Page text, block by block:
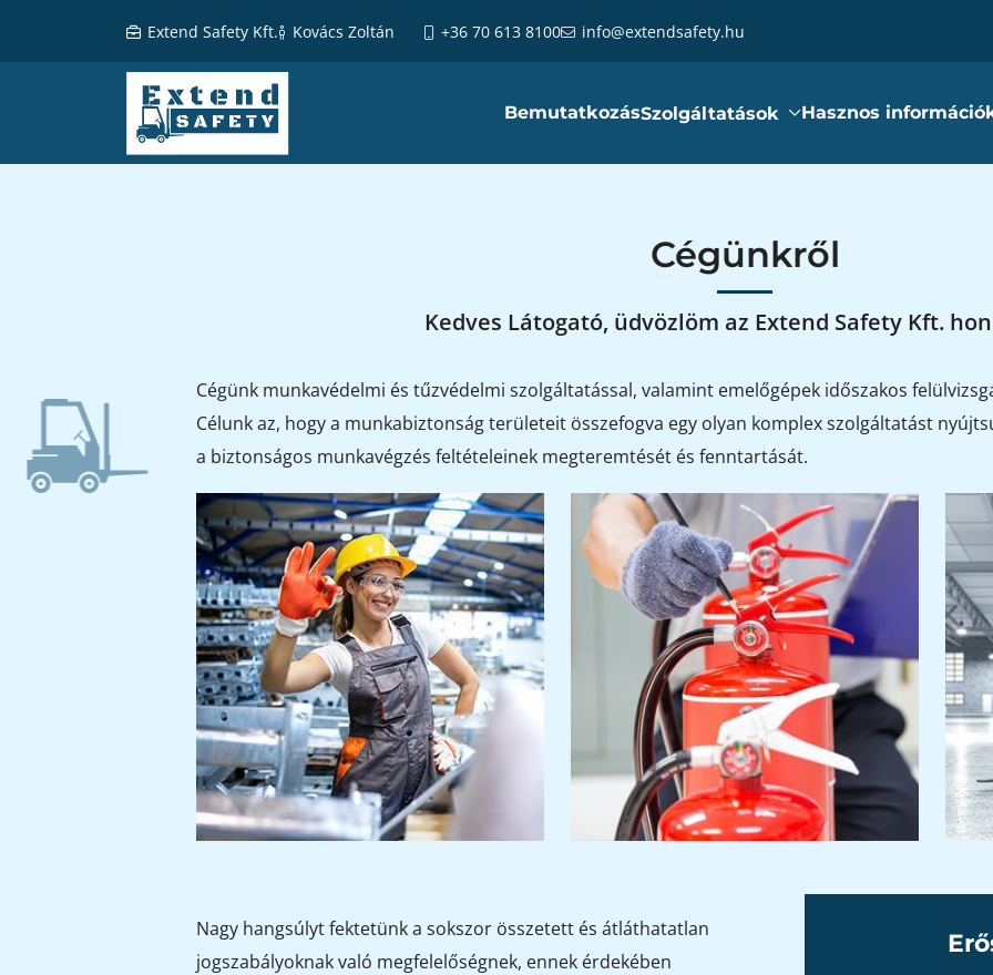
Extend Safety Kft. Kovács Zoltán +36 70 613 8100 info@extendsafety.hu
BemutatkozásSzolgáltatások Hasznos
Cégünkről
Kedves Látogató, üdvözlöm az Extend Safety Kft.
Cégünk munkavédelmi és tűzvédelmi szolgáltatással, valamint emelőgépek időszakos
Célunk az, hogy a munkabiztonság területeit összefogva egy olyan komplex szolgáltatást
a biztonságos munkavégzés feltételeinek megteremtését és fenntartását.
Nagy hangsúlyt fektetünk a sokszor összetett és átláthatatlan
jogszabályoknak való megfelelőségnek, ennek érdekében